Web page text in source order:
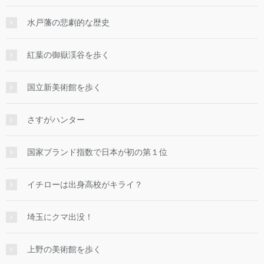
水戸藩の悲劇的な歴史
紅葉の御嶽渓谷を歩く
国立新美術館を歩く
さすがハンター
国家ブランド指数で日本が初の第１位
イチローは出身高校がキライ？
埼玉にクマ出没！
上野の美術館を歩く